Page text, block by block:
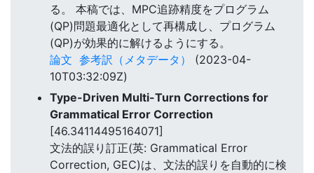
る。 本稿では、MPC追跡精度をプログラム
(QP)問題最適化として再構成し、プログラム
(QP)が効果的に解けるようにする。
論文 参考訳（メタデータ）
(2023-04-
10T03:32:09Z)
Type-Driven Multi-Turn Corrections for
Grammatical Error Correction
[46.34114495164071]
文法的誤り訂正(英: Grammatical Error
Correction, GEC)は、文法的誤りを自動的に検